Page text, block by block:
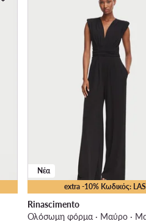
extra -10% Κωδικός:
Νέα
Rinascimento
Ολόσωμη φόρμα · Μαύρο ·